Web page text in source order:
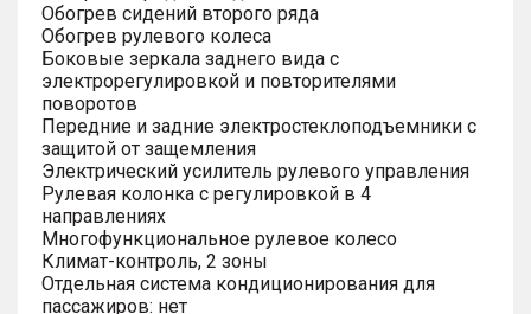
Обогрев сидений второго ряда
Обогрев рулевого колеса
Боковые зеркала заднего вида с
электрорегулировкой и повторителями
поворотов
Передние и задние электростеклоподъемники с
защитой от защемления
Электрический усилитель рулевого управления
Рулевая колонка с регулировкой в 4
направлениях
Многофункциональное рулевое колесо
Климат-контроль, 2 зоны
Отдельная система кондиционирования для
пассажиров: нет